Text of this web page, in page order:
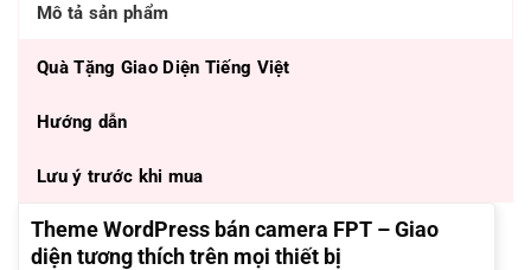
Mô tả sản phẩm
Quà Tặng Giao Diện Tiếng Việt
Hướng dẫn
Lưu ý trước khi mua
Theme WordPress bán camera FPT – Giao
diện tương thích trên mọi thiết bị